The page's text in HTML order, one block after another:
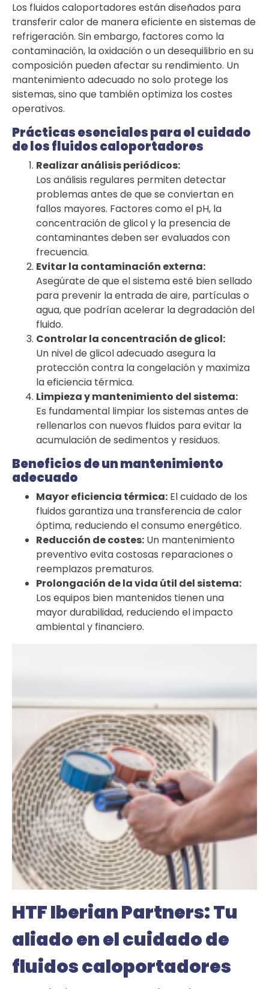
Los fluidos caloportadores están diseñados para
transferir calor de manera eficiente en sistemas de
refrigeración. Sin embargo, factores como la
contaminación, la oxidación o un desequilibrio en su
composición pueden afectar su rendimiento. Un
mantenimiento adecuado no solo protege los
sistemas, sino que también optimiza los costes
operativos.
Prácticas esenciales para el cuidado
de los fluidos caloportadores
Realizar análisis periódicos:
Los análisis regulares permiten detectar
problemas antes de que se conviertan en
fallos mayores. Factores como el pH, la
concentración de glicol y la presencia de
contaminantes deben ser evaluados con
frecuencia.
Evitar la contaminación externa:
Asegúrate de que el sistema esté bien sellado
para prevenir la entrada de aire, partículas o
agua, que podrían acelerar la degradación del
fluido.
Controlar la concentración de glicol:
Un nivel de glicol adecuado asegura la
protección contra la congelación y maximiza
la eficiencia térmica.
Limpieza y mantenimiento del sistema:
Es fundamental limpiar los sistemas antes de
rellenarlos con nuevos fluidos para evitar la
acumulación de sedimentos y residuos.
Beneficios de un mantenimiento
adecuado
Mayor eficiencia térmica: El cuidado de los
fluidos garantiza una transferencia de calor
óptima, reduciendo el consumo energético.
Reducción de costes: Un mantenimiento
preventivo evita costosas reparaciones o
reemplazos prematuros.
Prolongación de la vida útil del sistema:
Los equipos bien mantenidos tienen una
mayor durabilidad, reduciendo el impacto
ambiental y financiero.
HTF Iberian Partners:Tu
aliado en el cuidado de
fluidos caloportadores